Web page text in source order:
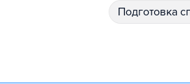
подготовка